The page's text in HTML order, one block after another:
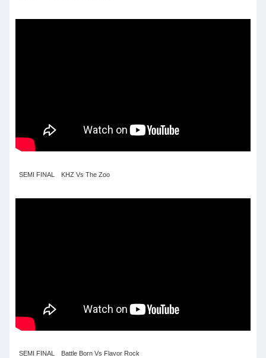
SEMI FINAL KHZ Vs The Zoo
SEMI FINAL Battle Born Vs Flavor Rock